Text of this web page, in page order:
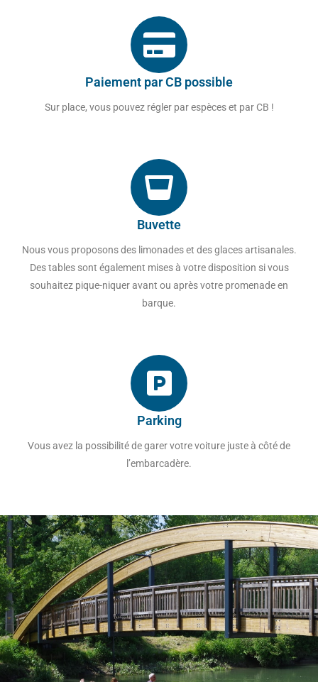
Paiement par CB possible
Sur place, vous pouvez régler par espèces et par CB !
Buvette
Nous vous proposons des limonades et des glaces artisanales.
Des tables sont également mises à votre disposition si vous
souhaitez pique-niquer avant ou après votre promenade en
barque.
Parking
Vous avez la possibilité de garer votre voiture juste à côté de
l’embarcadère.